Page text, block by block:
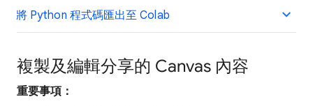
將 Python 程式碼匯出至 Colab
複製及編輯分享的 Canvas 內容
重要事項：